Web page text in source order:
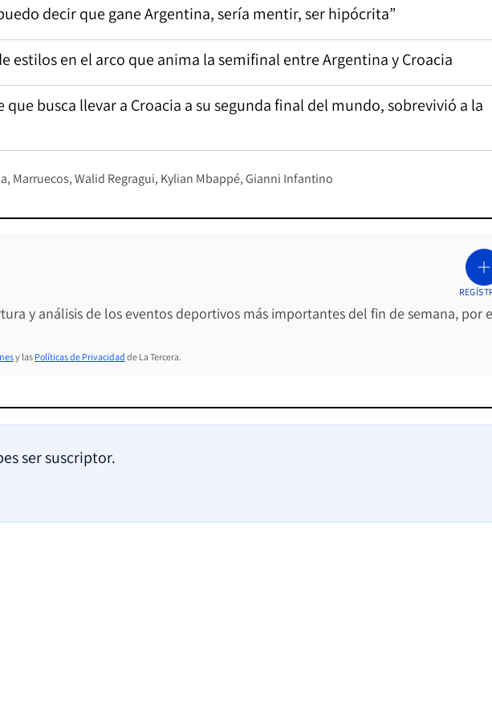
decir que gane Argentina, sería mentir, ser hipócrita”
estilos en el arco que anima la semifinal entre Argentina y Croacia
que busca llevar a Croacia a su segunda final del mundo, sobrevivió a la
Marruecos Walid Regragui Kylian Mbappé Gianni Infantino
y análisis de los eventos deportivos más importantes del fin de semana, por
y las Políticas de Privacidad de La Tercera.
ser suscriptor.